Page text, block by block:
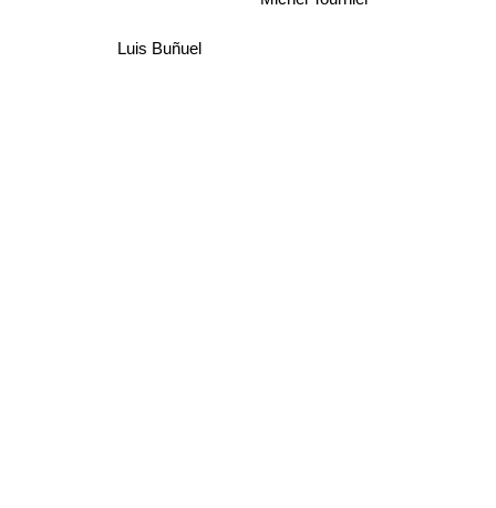
Luis Buñuel